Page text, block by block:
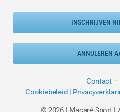
INSCHRIJVEN
ANNULEREN
Contact–
Cookiebeleid |
© 2026 | Macaré Sport |